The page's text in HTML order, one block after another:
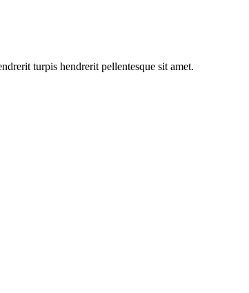
turpis hendrerit pellentesque sit amet.